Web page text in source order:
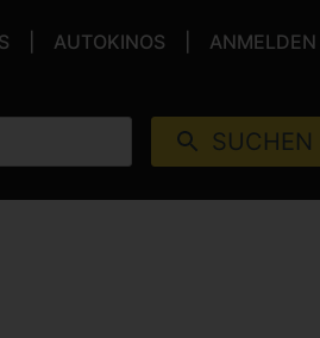
AUTOKINOS ANMELDEN
SUCHEN